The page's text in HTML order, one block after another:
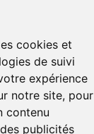
cookies et
de suivi
expérience
notre site, pour
contenu
publicités
0